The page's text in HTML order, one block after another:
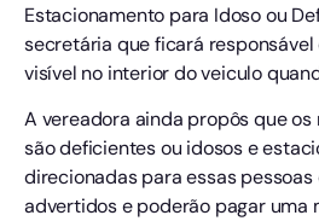
Estacionamento para Idoso ou
secretária que ficará
visível no interior do veiculo
A vereadora ainda propôs que
são deficientes ou idosos e
direcionadas para essas pessoas
advertidos e poderão pagar uma